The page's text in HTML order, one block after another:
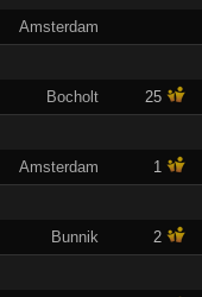
Amsterdam
Bocholt 25
Amsterdam 1
Bunnik 2